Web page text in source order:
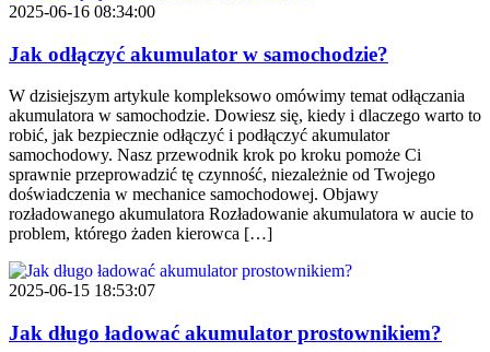
2025-06-16 08:34:00
Jak odłączyć akumulator w samochodzie?
W dzisiejszym artykule kompleksowo omówimy temat odłączania
akumulatora w samochodzie. Dowiesz się, kiedy i dlaczego warto to
robić, jak bezpiecznie odłączyć i podłączyć akumulator
samochodowy. Nasz przewodnik krok po kroku pomoże Ci
sprawnie przeprowadzić tę czynność, niezależnie od Twojego
doświadczenia w mechanice samochodowej. Objawy
rozładowanego akumulatora Rozładowanie akumulatora w aucie to
problem, którego żaden kierowca […]
2025-06-15 18:53:07
Jak długo ładować akumulator prostownikiem?